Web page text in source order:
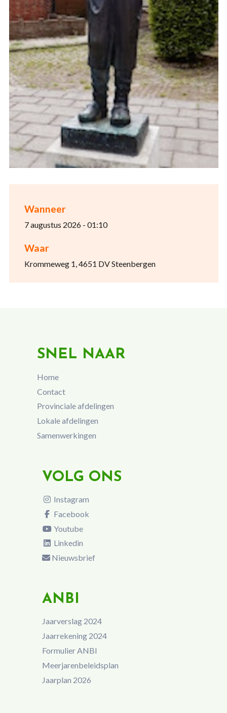
Wanneer
7 augustus 2026 - 01:10
Waar
Krommeweg 1, 4651 DV Steenbergen
SNEL NAAR
Home
Contact
Provinciale afdelingen
Lokale afdelingen
Samenwerkingen
VOLG ONS
Instagram
Facebook
Youtube
Linkedin
Nieuwsbrief
ANBI
Jaarverslag 2024
Jaarrekening 2024
Formulier ANBI
Meerjarenbeleidsplan
Jaarplan 2026